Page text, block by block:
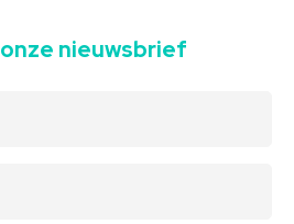
onze nieuwsbrief